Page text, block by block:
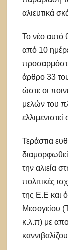
αλιευτικά
Το νέο αυτό
από 10
άρθρο 33
ώστε οι
μελών του
Τεράστια
την αλιεία
πολιτικές
της Ε.Ε και
Μεσογείου
κ.λ.π) με